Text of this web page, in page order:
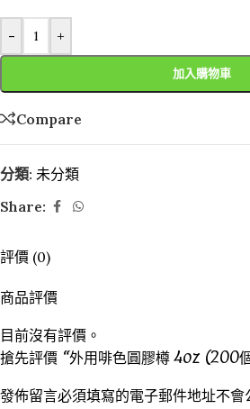
- +
加入購物車
Compare
分類: 未分類
Share:
評價 (0)
商品評價
目前沒有評價。
搶先評價 “外用啡色圓膠樽 4oz (200
發佈留言必須填寫的電子郵件地址不會